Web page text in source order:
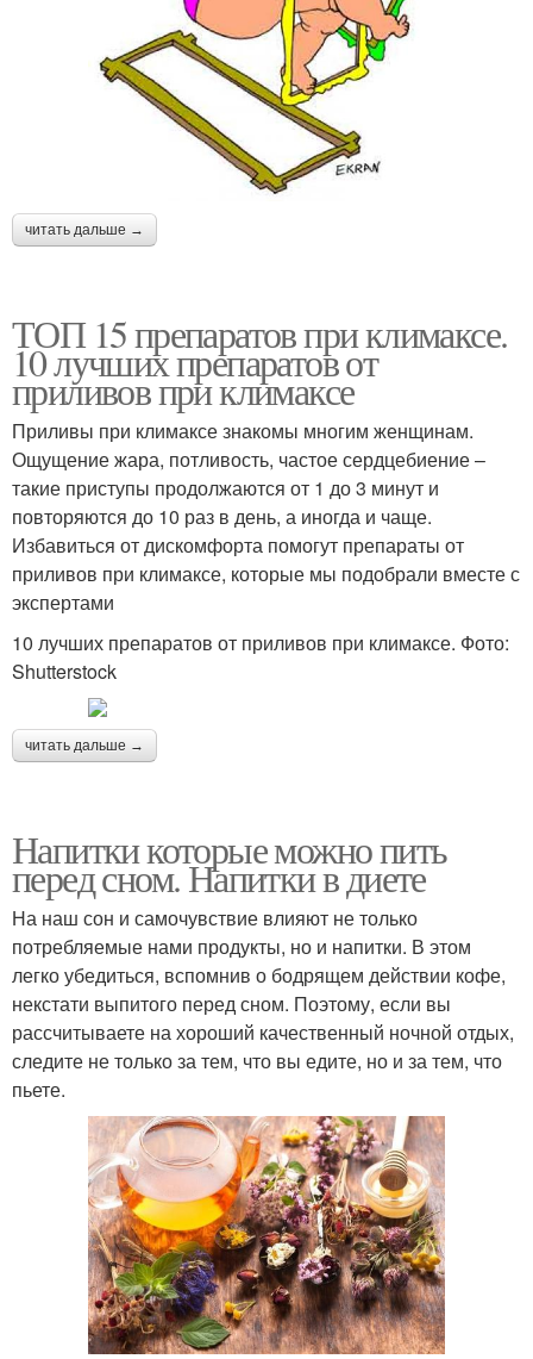
читать дальше →
ТОП 15 препаратов при климаксе.
10 лучших препаратов от
приливов при климаксе
Приливы при климаксе знакомы многим женщинам.
Ощущение жара, потливость, частое сердцебиение –
такие приступы продолжаются от 1 до 3 минут и
повторяются до 10 раз в день, а иногда и чаще.
Избавиться от дискомфорта помогут препараты от
приливов при климаксе, которые мы подобрали вместе с
экспертами
10 лучших препаратов от приливов при климаксе. Фото:
Shutterstock
читать дальше →
Напитки которые можно пить
перед сном. Напитки в диете
На наш сон и самочувствие влияют не только
потребляемые нами продукты, но и напитки. В этом
легко убедиться, вспомнив о бодрящем действии кофе,
некстати выпитого перед сном. Поэтому, если вы
рассчитываете на хороший качественный ночной отдых,
следите не только за тем, что вы едите, но и за тем, что
пьете.